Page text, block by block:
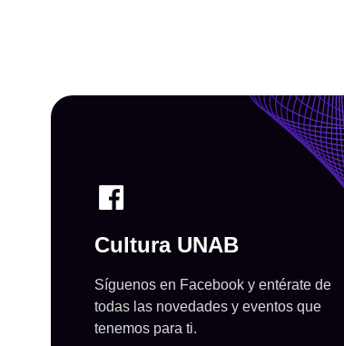
Cultura UNAB
Síguenos en Facebook y entérate de
todas las novedades y eventos que
tenemos para ti.